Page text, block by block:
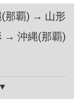
(那覇) → 山形
→ 沖縄(那覇)